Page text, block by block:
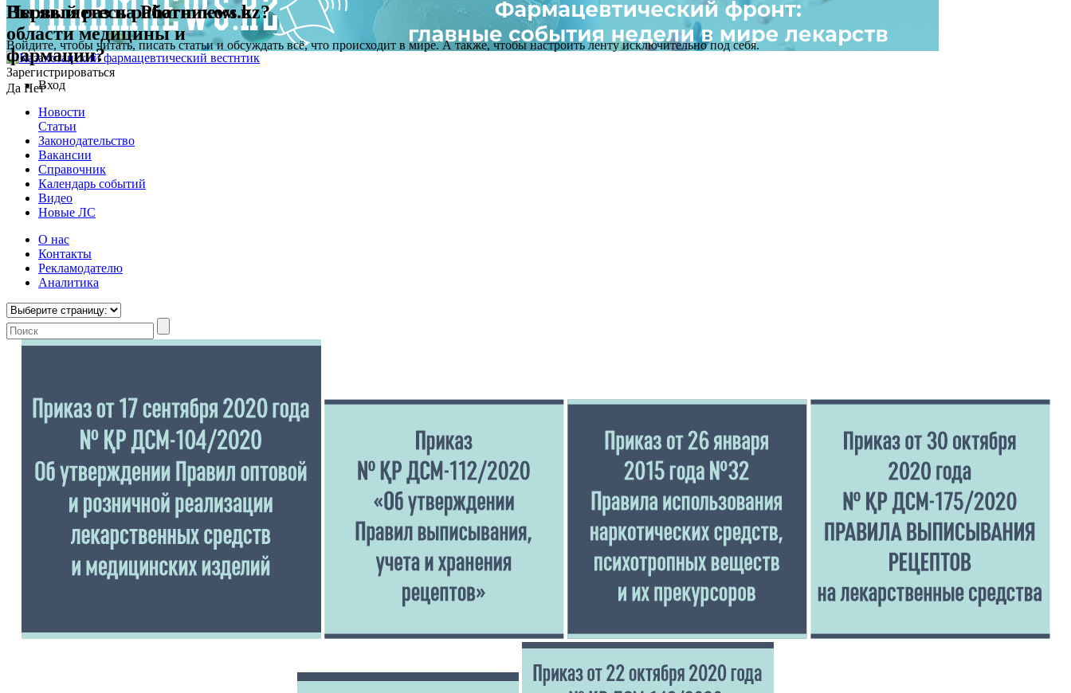
Первый раз на Pharmnews.kz?
Войдите, чтобы читать, писать статьи и обсуждать всё, что происходит в мире. А также, чтобы настроить ленту исключительно под себя.
Зарегистрироваться
Вы являетесь работником в
области медицины и
фармации?
Да НетВход
Новости
Статьи
Законодательство
Вакансии
Справочник
Календарь событий
Видео
Новые ЛС
О нас
Контакты
Рекламодателю
Аналитика